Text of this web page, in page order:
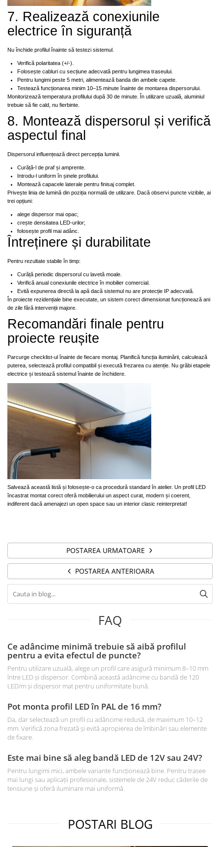
7. Realizează conexiunile
electrice în siguranță
Nu închide profilul înainte să testezi sistemul.
Verifică polaritatea (+/-).
Folosește cabluri cu secțiune adecvată pentru lungimea traseului.
Pentru lungimi peste 5 metri, alimentează banda din ambele capete.
Testează funcționarea minim 10–15 minute înainte de montarea dispersorului.
Monitorizează temperatura profilului după 30 de minute. În utilizare uzuală, aluminiul
trebuie să fie cald, nu fierbinte.
8. Montează dispersorul și verifică
aspectul final
Dispersorul influențează direct percepția luminii.
Curăță-l de praf și amprente.
Introdu-l uniform în șinele profilului.
Montează capacele laterale pentru finisaj complet.
Privește linia de lumină din poziția normală de utilizare. Dacă observi puncte vizibile, ai
trei opțiuni:
alege dispersor mai opac;
crește densitatea LED-urilor;
folosește profil mai adânc.
Întreținere și durabilitate
Pentru rezultate stabile în timp:
Curăță periodic dispersorul cu lavetă moale.
Verifică anual conexiunile electrice în mobilier comercial.
Evită expunerea directă la apă dacă sistemul nu are protecție IP adecvată.
În proiecte rezidențiale bine executate, un sistem corect dimensionat funcționează ani
de zile fără intervenții majore.
Recomandări finale pentru
proiecte reușite
Parcurge checklist-ul înainte de fiecare montaj. Planifică funcția iluminării, calculează
puterea, selectează profilul compatibil și execută frezarea cu atenție. Nu grăbi etapele
electrice și testează sistemul înainte de închidere.
Salvează această listă și folosește-o ca procedură standard în atelier. Un profil LED
încastrat montat corect oferă mobilierului un aspect curat, modern și coerent,
indiferent dacă amenajezi un open space sau un interior clasic reinterpretat!
POSTAREA URMATOARE
POSTAREA ANTERIOARA
FAQ
Ce adâncime minimă trebuie să aibă profilul
pentru a evita efectul de puncte?
Pentru utilizare uzuală, alege un profil care asigură minimum 8–10 mm
între LED și dispersor. Combină această adâncime cu bandă de 120
LED/m și dispersor mat pentru uniformitate bună.
Pot monta profil LED în PAL de 16 mm?
Da, dar selectează un profil cu adâncime redusă, de maximum 10–12
mm. Verifică zona frezată și evită apropierea de îmbinări sau elemente
de fixare.
Este mai bine să aleg bandă LED de 12V sau 24V?
Pentru lungimi mici, ambele variante funcționează bine. Pentru trasee
mai lungi sau aplicații profesionale, sistemele de 24V reduc căderile de
tensiune și oferă iluminare mai uniformă.
POSTARI BLOG